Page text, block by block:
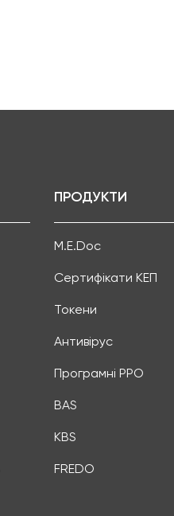
ПРОДУКТИ
M.E.Doc
Сертифікати КЕП
Токени
Антивірус
Програмні РРО
BAS
KBS
FREDO